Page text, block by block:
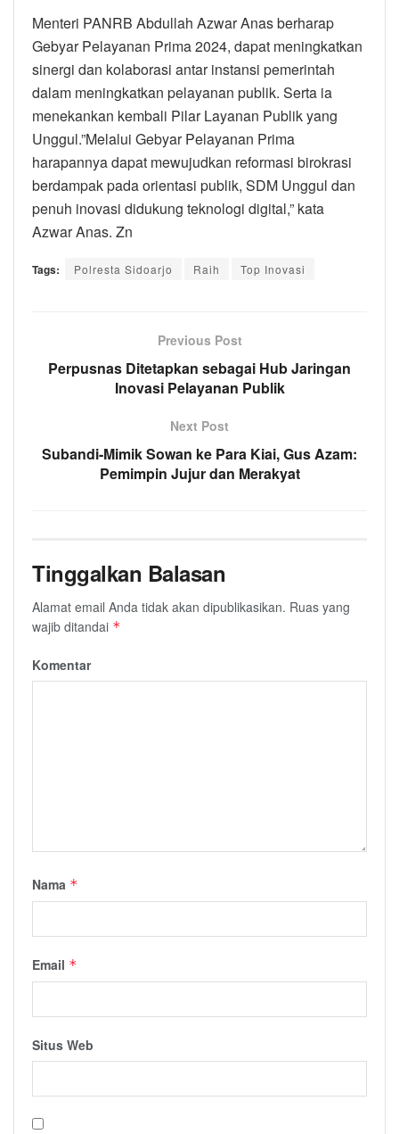
Menteri PANRB Abdullah Azwar Anas berharap
Gebyar Pelayanan Prima 2024, dapat meningkatkan
sinergi dan kolaborasi antar instansi pemerintah
dalam meningkatkan pelayanan publik. Serta ia
menekankan kembali Pilar Layanan Publik yang
Unggul.”Melalui Gebyar Pelayanan Prima
harapannya dapat mewujudkan reformasi birokrasi
berdampak pada orientasi publik, SDM Unggul dan
penuh inovasi didukung teknologi digital,” kata
Azwar Anas. Zn
Tags: Polresta Sidoarjo Raih Top Inovasi
Previous Post
Perpusnas Ditetapkan sebagai Hub Jaringan
Inovasi Pelayanan Publik
Next Post
Subandi-Mimik Sowan ke Para Kiai, Gus Azam:
Pemimpin Jujur dan Merakyat
Tinggalkan Balasan
Alamat email Anda tidak akan dipublikasikan. Ruas yang
wajib ditandai *
Komentar
Nama *
Email *
Situs Web